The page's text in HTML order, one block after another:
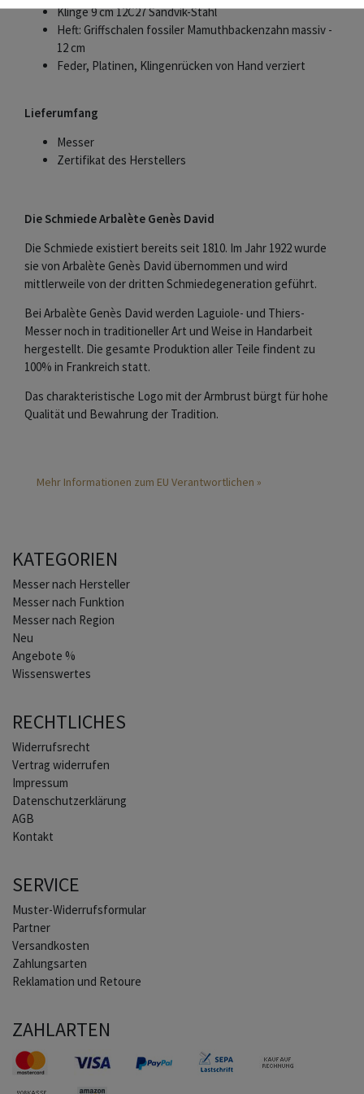
Klinge 9 cm 12C27 Sandvik-Stahl
Heft: Griffschalen fossiler Mamuthbackenzahn massiv -
12 cm
Feder, Platinen, Klingenrücken von Hand verziert
Lieferumfang
Messer
Zertifikat des Herstellers
Die Schmiede Arbalète Genès David
Die Schmiede existiert bereits seit 1810. Im Jahr 1922 wurde
sie von Arbalète Genès David übernommen und wird
mittlerweile von der dritten Schmiedegeneration geführt.
Bei Arbalète Genès David werden Laguiole- und Thiers-
Messer noch in traditioneller Art und Weise in Handarbeit
hergestellt. Die gesamte Produktion aller Teile findent zu
100% in Frankreich statt.
Das charakteristische Logo mit der Armbrust bürgt für hohe
Qualität und Bewahrung der Tradition.
Mehr Informationen zum EU Verantwortlichen »
KATEGORIEN
Home
Messer nach Hersteller
Messer nach Funktion
Messer nach Region
Neu
Angebote %
Wissenswertes
RECHTLICHES
Widerrufs­recht
Vertrag widerrufen
Impressum
Daten­schutz­erklärung
AGB
Kontakt
SERVICE
Muster-Widerrufsformular
Partner
Versandkosten
Zahlungsarten
Reklamation und Retoure
ZAHLARTEN